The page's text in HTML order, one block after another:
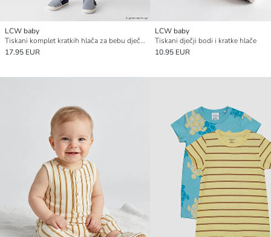
LCW baby
Tiskani komplet kratkih hlača za bebu dječaka
17.95 EUR
LCW baby
Tiskani dječji bodi i kratke hlače
10.95 EUR